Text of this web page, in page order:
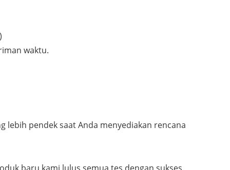
waktu.
lebih pendek saat Anda menyediakan rencana